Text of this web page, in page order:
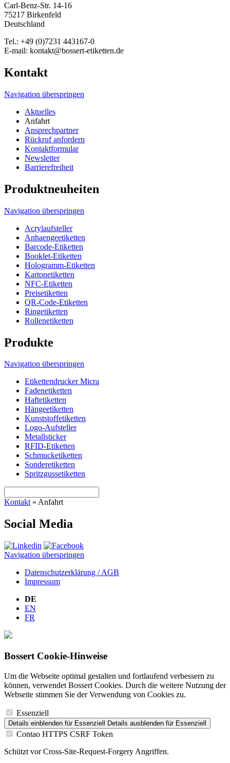
Carl-Benz-Str. 14-16
75217 Birkenfeld
Deutschland
Tel.: +49 (0)7231 443167-0
E-mail: kontakt@bossert-etiketten.de
Kontakt
Navigation überspringen
Aktuelles
Anfahrt
Ansprechpartner
Rückruf anfordern
Kontaktformular
Newsletter
Barrierefreiheit
Produktneuheiten
Navigation überspringen
Acrylaufsteller
Anhaengeetiketten
Barcode-Etiketten
Booklet-Etiketten
Hologramm-Etiketten
Kartonetiketten
NFC-Etiketten
Preisetiketten
QR-Code-Etiketten
Ringetiketten
Rollenetiketten
Produkte
Navigation überspringen
Etikettendrucker Micra
Fadenetiketten
Haftetiketten
Hängeetiketten
Kunststoffetiketten
Logo-Aufsteller
Metallsticker
RFID-Etiketten
Schmucketiketten
Sonderetiketten
Spritzgussetiketten
Kontakt» Anfahrt
Social Media
Navigation überspringen
Datenschutzerklärung / AGB
Impressum
DE
EN
FR
Bossert Cookie-Hinweise
Um die Webseite optimal gestalten und fortlaufend verbessern zu
können, verwendet Bossert Cookies. Durch die weitere Nutzung der
Webseite stimmen Sie der Verwendung von Cookies zu.
Essenziell
Details einblenden für Essenziell Details ausblenden für Essenziell
Contao HTTPS CSRF Token
Schützt vor Cross-Site-Request-Forgery Angriffen.